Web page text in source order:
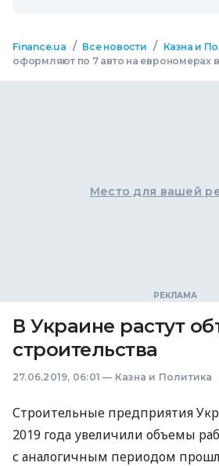
Finance.ua / Все новости / Казна и
оформляют по 7 авто на еврономерах в
Место для вашей
В Украине растут
строительства
27.06.2019, 06:01 — Казна и Политика
Строительные предприятия
2019 года увеличили объемы
с аналогичным периодом